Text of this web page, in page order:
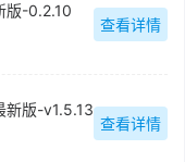
版-0.2.10
查看详情
新版-v1.5.13
查看详情